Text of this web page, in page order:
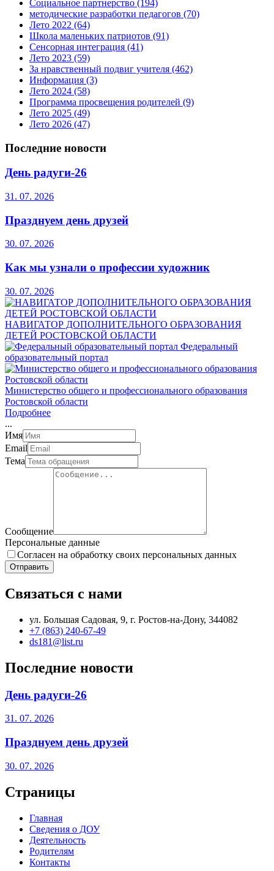
Социальное партнерство (194)
методические разработки педагогов (70)
Лето 2022 (64)
Школа маленьких патриотов (91)
Сенсорная интеграция (41)
Лето 2023 (59)
За нравственный подвиг учителя (462)
Информация (3)
Лето 2024 (58)
Программа просвещения родителей (9)
Лето 2025 (49)
Лето 2026 (47)
Последние новости
День радуги-26
31. 07. 2026
Празднуем день друзей
30. 07. 2026
Как мы узнали о профессии художник
30. 07. 2026
НАВИГАТОР ДОПОЛНИТЕЛЬНОГО ОБРАЗОВАНИЯ
ДЕТЕЙ РОСТОВСКОЙ ОБЛАСТИ
Федеральный
образовательный портал
Министерство общего и профессионального образования
Ростовской области
Подробнее
...
Имя
Email
Тема
Сообщение
Персональные данные
Согласен на обработку своих персональных данных
Отправить
Связаться с нами
ул. Большая Садовая, 9, г. Ростов-на-Дону, 344082
+7 (863) 240-67-49
ds181@list.ru
Последние новости
День радуги-26
31. 07. 2026
Празднуем день друзей
30. 07. 2026
Страницы
Главная
Сведения о ДОУ
Деятельность
Родителям
Контакты